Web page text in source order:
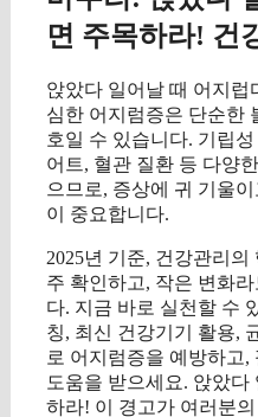
면 주목하라! 건
앉았다 일어날 때 어지럽
심한 어지럼증은 단순한
호일 수 있습니다. 기립
어트, 혈관 질환 등 다양
으므로, 증상에 귀 기울
이 중요합니다.
2025년 기준, 건강관리
주 확인하고, 작은 변화
다. 지금 바로 실천할 수
칭, 최신 건강기기 활용,
로 어지럼증을 예방하고,
도움을 받으세요. 앉았
하라! 이 경고가 여러분